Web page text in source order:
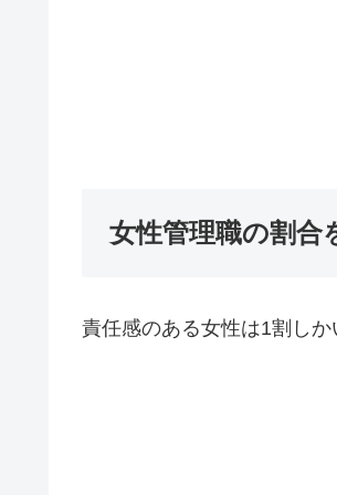
女性管理職の割合
責任感のある女性は1割しか